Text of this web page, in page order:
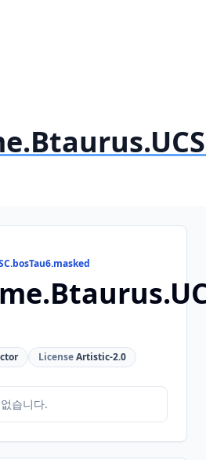
LicenseArtistic-2.0
습니다.